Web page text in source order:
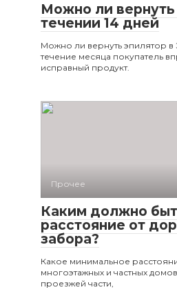
Можно ли вернуть
течении 14 дней
Можно ли вернуть эпилятор в
течение месяца покупатель
исправный продукт.
Прочее
Каким должно
расстояние от
забора?
Какое минимальное
многоэтажных и частных
проезжей части,